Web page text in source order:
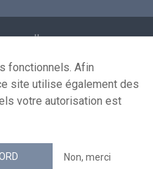
nous
flux RSS
fonctionnels. Afin
site utilise également des
votre autorisation est
Non, merci